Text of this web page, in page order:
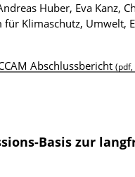
Huber, Eva Kanz,
Klimaschutz, Umwelt,
Abschlussbericht (pdf,
Basis zur